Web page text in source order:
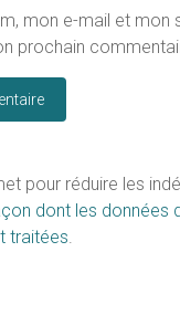
mon e-mail et mon
prochain
pour réduire les
dont les données
traitées.